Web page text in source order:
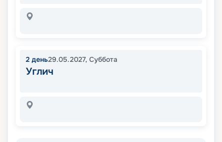
2 день29.05.2027, Суббота
Углич